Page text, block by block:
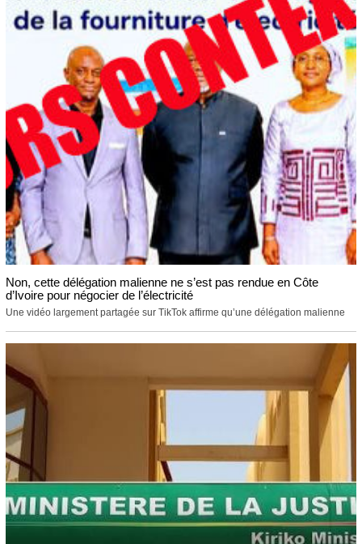
Non, cette délégation malienne ne s’est pas rendue en Côte
d’Ivoire pour négocier de l’électricité
Une vidéo largement partagée sur TikTok affirme qu’une délégation malienne